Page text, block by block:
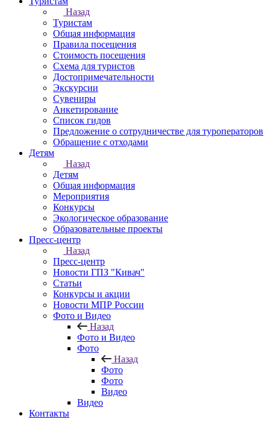
Назад
Туристам
Общая информация
Правила посещения
Стоимость посещения
Схема для туристов
Достопримечательности
Экскурсии
Сувениры
Анкетирование
Список гидов
Предложение о сотрудничестве для туроператоров
Обращение с отходами
Детям
Назад
Детям
Общая информация
Мероприятия
Конкурсы
Экологическое образование
Образовательные проекты
Пресс-центр
Назад
Пресс-центр
Новости ГПЗ "Кивач"
Статьи
Конкурсы и акции
Новости МПР России
Фото и Видео
Назад
Фото и Видео
Фото
Назад
Фото
Фото
Видео
Видео
Контакты